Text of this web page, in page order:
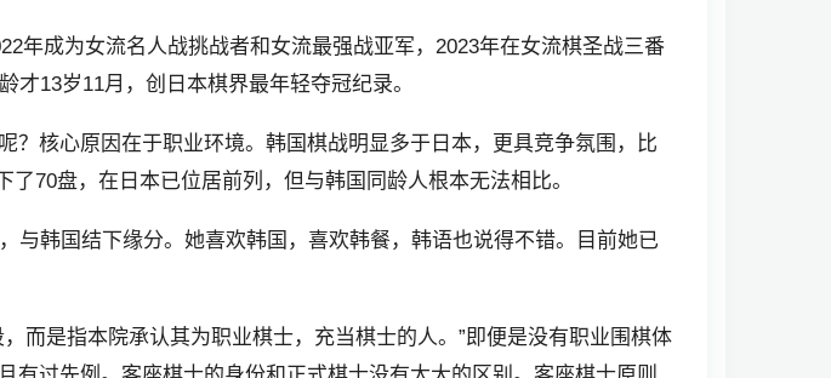
年成为女流名人战挑战者和女流最强战亚军，2023年在女流棋圣战三番
13岁11月，创日本棋界最年轻夺冠纪录。
核心原因在于职业环境。韩国棋战明显多于日本，更具竞争氛围，比
70盘，在日本已位居前列，但与韩国同龄人根本无法相比。
韩国结下缘分。她喜欢韩国，喜欢韩餐，韩语也说得不错。目前她已
而是指本院承认其为职业棋士，充当棋士的人。”即便是没有职业围棋体